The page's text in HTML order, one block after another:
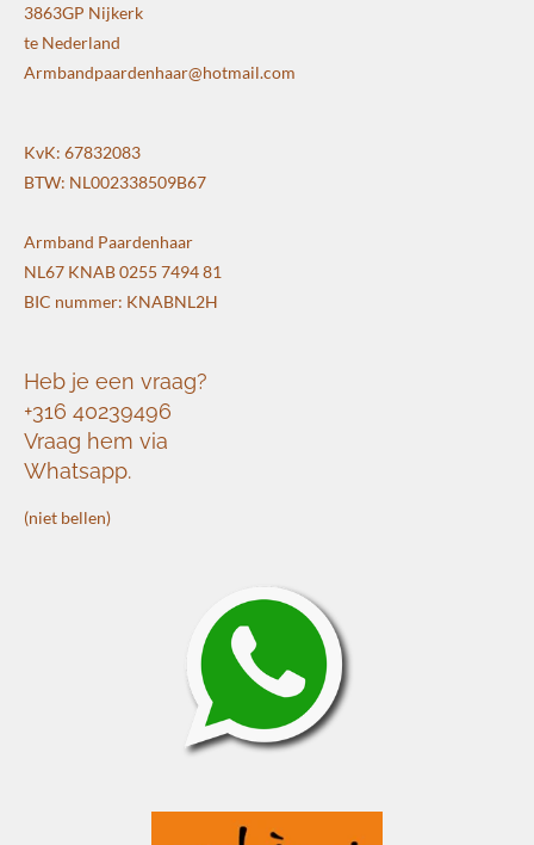
3863GP Nijkerk
te Nederland
Armbandpaardenhaar@hotmail.com
KvK: 67832083
BTW: NL002338509B67
Armband Paardenhaar
NL67 KNAB 0255 7494 81
BIC nummer: KNABNL2H
Heb je een vraag?
+316 40239496
Vraag hem via
Whatsapp.
(niet bellen)